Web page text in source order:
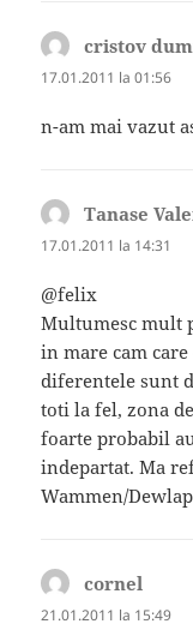
cristov
17.01.2011 la 01:56
n-am mai vazut
Tanase
17.01.2011 la 14:31
@felix
Multumesc mult
in mare cam
diferentele sunt
toti la fel, zona
foarte probabil
indepartat. Ma
Wammen/
cornel
21.01.2011 la 15:49